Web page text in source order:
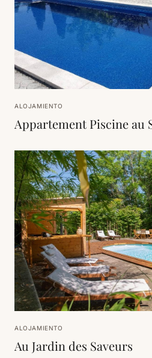
ALOJAMIENTO
Appartement Piscine au
ALOJAMIENTO
Au Jardin des Saveurs